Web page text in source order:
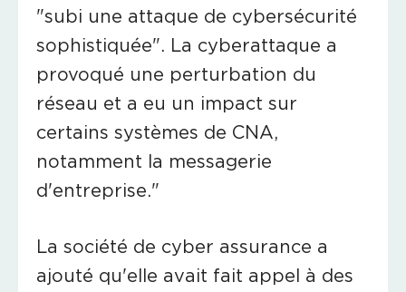
"subi une attaque de cybersécurité
sophistiquée". La cyberattaque a
provoqué une perturbation du
réseau et a eu un impact sur
certains systèmes de CNA,
notamment la messagerie
d'entreprise."
La société de cyber assurance a
ajouté qu'elle avait fait appel à des